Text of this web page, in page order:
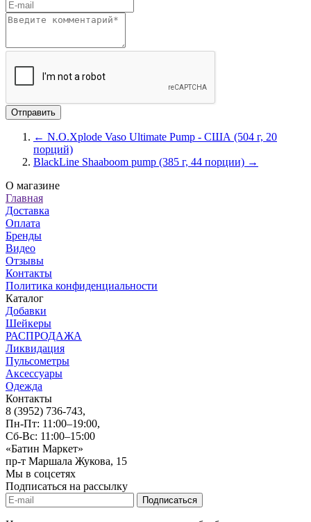
← N.O.Xplode Vaso Ultimate Pump - США (504 г, 20
порций)
BlackLine Shaaboom pump (385 г, 44 порции) →
О магазине
Главная
Доставка
Оплата
Бренды
Видео
Отзывы
Контакты
Политика конфиденциальности
Каталог
Добавки
Шейкеры
РАСПРОДАЖА
Ликвидация
Пульсометры
Аксессуары
Одежда
Контакты
8 (3952) 736-743,
Пн-Пт: 11:00–19:00,
Сб-Вс: 11:00–15:00
«Батин Маркет»
пр-т Маршала Жукова, 15
Мы в соцсетях
Подписаться на рассылку